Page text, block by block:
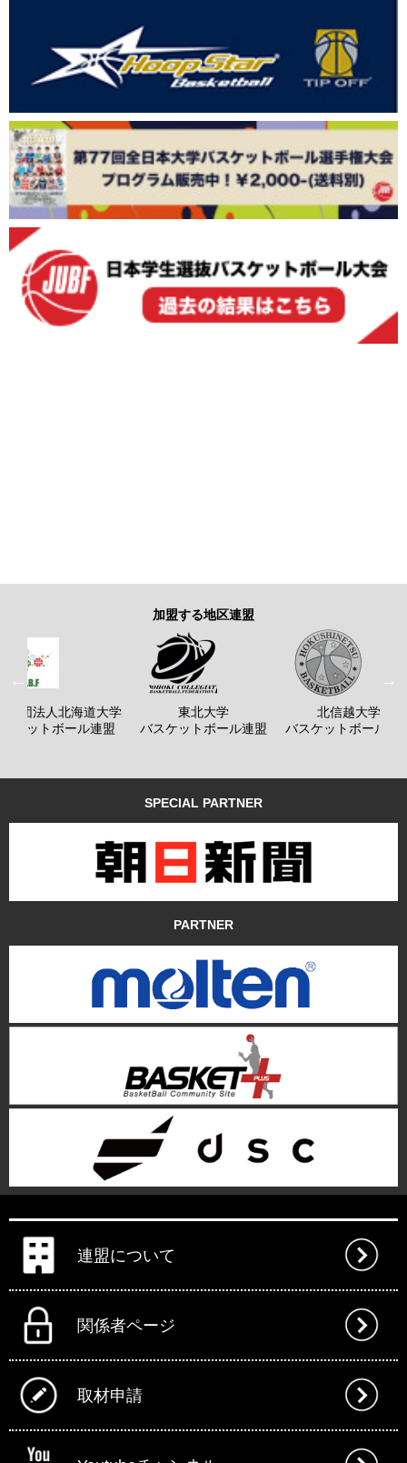
加盟する地区連盟
社団法人北海道大学
ケットボール連盟
東北大学
バスケットボール連盟
北信越大学
バスケットボール連
SPECIAL PARTNER
PARTNER
連盟について
関係者ページ
取材申請